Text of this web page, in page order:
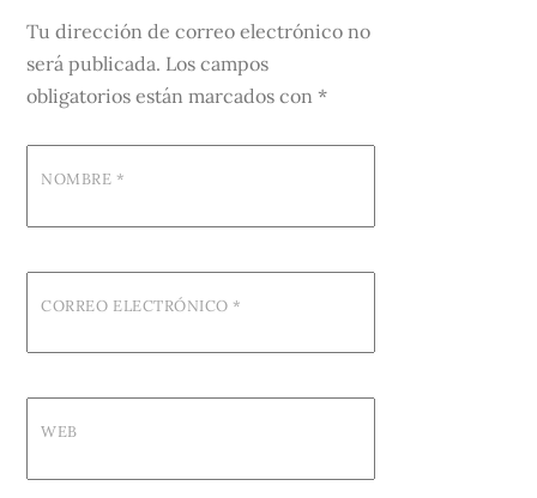
Tu dirección de correo electrónico no
será publicada. Los campos
obligatorios están marcados con*
NOMBRE *
CORREO ELECTRÓNICO *
WEB